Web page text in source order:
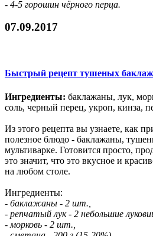
- 4-5 горошин чёрного перца.
07.09.2017
Быстрый рецепт тушеных
Ингредиенты: баклажаны, лук,
соль, черный перец, укроп, кинза,
Из этого рецепта вы узнаете, как
полезное блюдо - баклажаны,
мультиварке. Готовится просто,
это значит, что это вкусное и
на любом столе.
Ингредиенты:
- баклажаны - 2 шт.,
- репчатый лук - 2 небольшие
- морковь - 2 шт.,